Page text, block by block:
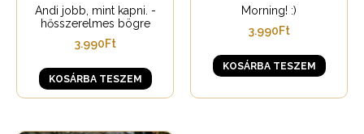
Andi jobb, mint kapni. -
hősszerelmes bögre
3.990Ft
KOSÁRBA TESZEM
Morning! :)
3.990Ft
KOSÁRBA TESZEM